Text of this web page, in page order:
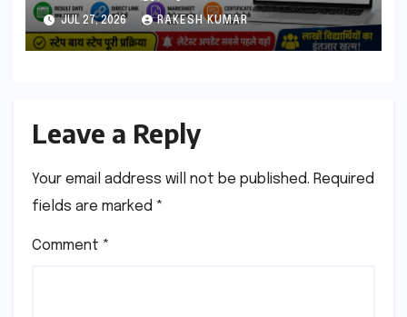
आएगा? यहां देखें Result Date,
Direct Link, Marksheet
Download Process
JUL 27, 2026 RAKESH KUMAR
Leave a Reply
Your email address will not be published. Required
fields are marked *
Comment *